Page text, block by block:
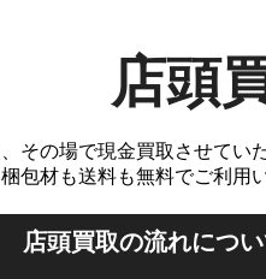
店頭
その場で現金買取させてい
包材も送料も無料でご利用
店頭買取の流れにつ